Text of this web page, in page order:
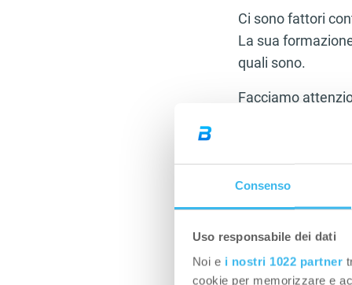
Consenso
Uso responsabile dei dati
Noi e i nostri 1022 partner
cookie per memorizzare e
Ci sono fattori
La sua
quali sono.
Facciamo
Cerchiamo di
nella vita
disturbo
vertebrale,